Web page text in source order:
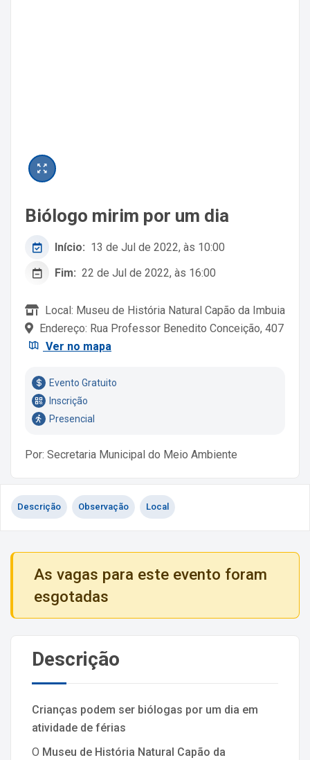
Biólogo mirim por um dia
Início: 13 de Jul de 2022, às 10:00
Fim: 22 de Jul de 2022, às 16:00
Local: Museu de História Natural Capão da Imbuia
Endereço: Rua Professor Benedito Conceição, 407
Ver no mapa
Evento Gratuito
Inscrição
Presencial
Por: Secretaria Municipal do Meio Ambiente
Descrição Observação Local
As vagas para este evento foram
esgotadas
Descrição
Crianças podem ser biólogas por um dia em
atividade de férias
O Museu de História Natural Capão da